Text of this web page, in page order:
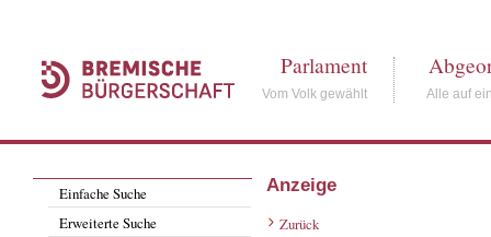
Parlament
Vom Volk gewählt Alle auf
Einfache Suche
Erweiterte Suche
Anzeige
Zurück